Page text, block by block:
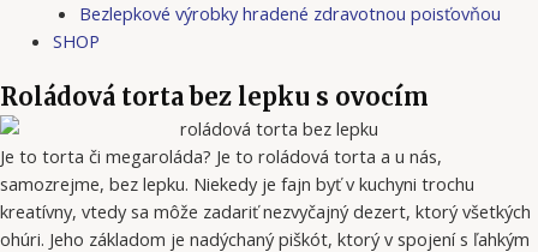
Bezlepkové výrobky hradené zdravotnou poisťovňou
SHOP
Roládová torta bez lepku s ovocím
Je to torta či megaroláda? Je to roládová torta a u nás,
samozrejme, bez lepku. Niekedy je fajn byť v kuchyni trochu
kreatívny, vtedy sa môže zadariť nezvyčajný dezert, ktorý všetkých
ohúri. Jeho základom je nadýchaný piškót, ktorý v spojení s ľahkým